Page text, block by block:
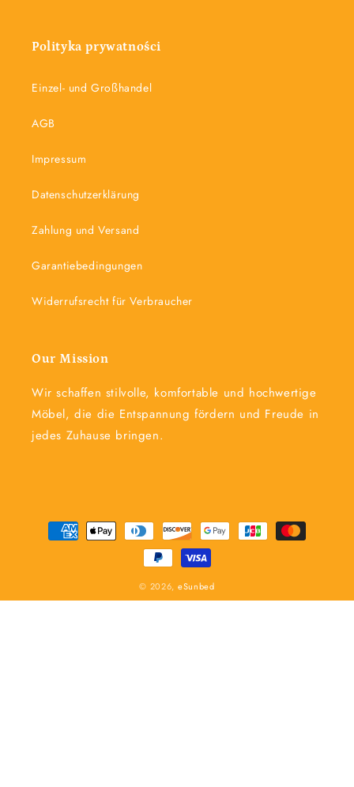
Polityka prywatności
Einzel- und Großhandel
AGB
Impressum
Datenschutzerklärung
Zahlung und Versand
Garantiebedingungen
Widerrufsrecht für Verbraucher
Our Mission
Wir schaffen stilvolle, komfortable und hochwertige
Möbel, die die Entspannung fördern und Freude in
jedes Zuhause bringen.
Zahlungsmethoden
© 2026, eSunbed